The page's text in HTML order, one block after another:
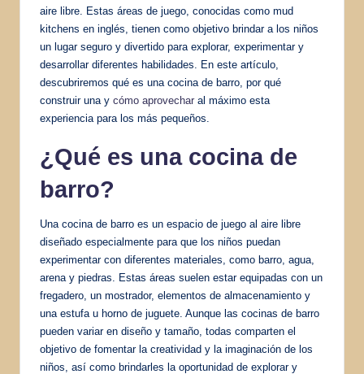
aire libre. Estas áreas de juego, conocidas como mud
kitchens en inglés, tienen como objetivo brindar a los niños
un lugar seguro y divertido para explorar, experimentar y
desarrollar diferentes habilidades. En este artículo,
descubriremos qué es una cocina de barro, por qué
construir una y cómo aprovechar al máximo esta
experiencia para los más pequeños.
¿Qué es una cocina de
barro?
Una cocina de barro es un espacio de juego al aire libre
diseñado especialmente para que los niños puedan
experimentar con diferentes materiales, como barro, agua,
arena y piedras. Estas áreas suelen estar equipadas con un
fregadero, un mostrador, elementos de almacenamiento y
una estufa u horno de juguete. Aunque las cocinas de barro
pueden variar en diseño y tamaño, todas comparten el
objetivo de fomentar la creatividad y la imaginación de los
niños, así como brindarles la oportunidad de explorar y